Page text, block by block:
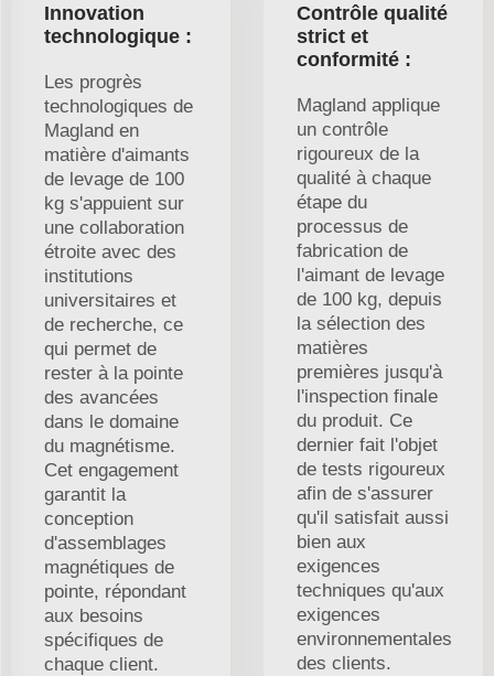
Innovation
technologique :
Les progrès
technologiques de
Magland en
matière d'aimants
de levage de 100
kg s'appuient sur
une collaboration
étroite avec des
institutions
universitaires et
de recherche, ce
qui permet de
rester à la pointe
des avancées
dans le domaine
du magnétisme.
Cet engagement
garantit la
conception
d'assemblages
magnétiques de
pointe, répondant
aux besoins
spécifiques de
chaque client.
Contrôle qualité
strict et
conformité :
Magland applique
un contrôle
rigoureux de la
qualité à chaque
étape du
processus de
fabrication de
l'aimant de levage
de 100 kg, depuis
la sélection des
matières
premières jusqu'à
l'inspection finale
du produit. Ce
dernier fait l'objet
de tests rigoureux
afin de s'assurer
qu'il satisfait aussi
bien aux
exigences
techniques qu'aux
exigences
environnementales
des clients.